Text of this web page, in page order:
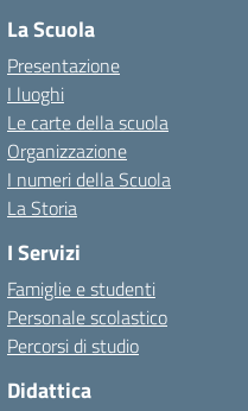
La Scuola
Presentazione
I luoghi
Le carte della scuola
Organizzazione
I numeri della Scuola
La Storia
I Servizi
Famiglie e studenti
Personale scolastico
Percorsi di studio
Didattica